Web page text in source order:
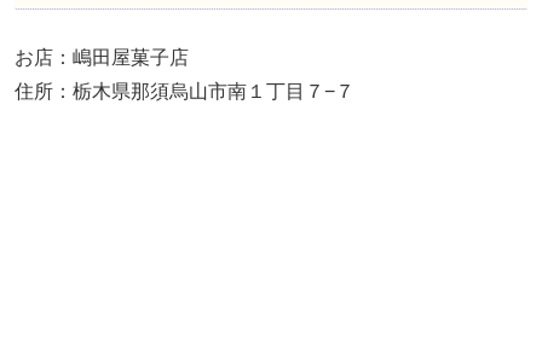
お店：嶋田屋菓子店
住所：栃木県那須烏山市南１丁目７−７